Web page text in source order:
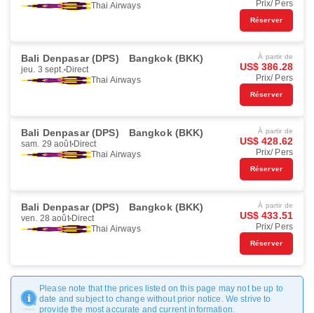
Thai Airways
Prix/ Pers
Réserver
Bali Denpasar (DPS) Bangkok (BKK)
jeu. 3 sept. Direct
Thai Airways
À partir de
US$ 386.28
Prix/ Pers
Réserver
Bali Denpasar (DPS) Bangkok (BKK)
sam. 29 août Direct
Thai Airways
À partir de
US$ 428.62
Prix/ Pers
Réserver
Bali Denpasar (DPS) Bangkok (BKK)
ven. 28 août Direct
Thai Airways
À partir de
US$ 433.51
Prix/ Pers
Réserver
Please note that the prices listed on this page may not be up to
date and subject to change without prior notice. We strive to
provide the most accurate and current information.